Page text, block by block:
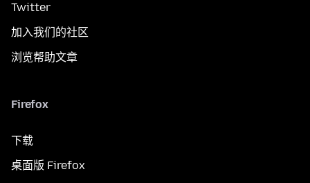
Twitter
加入我们的社区
浏览帮助文章
Firefox
下载
桌面版 Firefox